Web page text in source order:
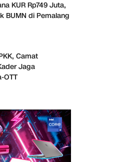
KUR Rp749 Juta,
BUMN di Pemalang
Camat
Jaga
OTT